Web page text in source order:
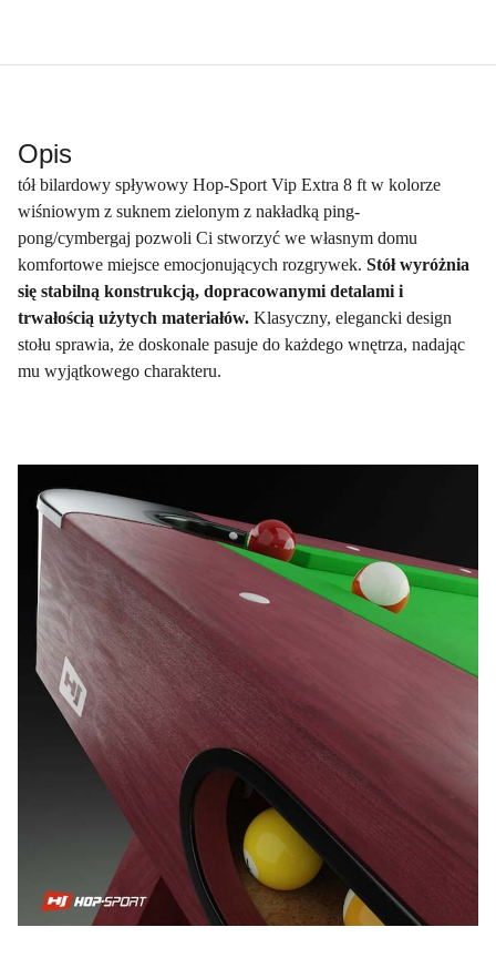
Opis
tół bilardowy spływowy Hop-Sport Vip Extra 8 ft w kolorze
wiśniowym z suknem zielonym z nakładką ping-
pong/cymbergaj pozwoli Ci stworzyć we własnym domu
komfortowe miejsce emocjonujących rozgrywek. Stół wyróżnia
się stabilną konstrukcją, dopracowanymi detalami i
trwałością użytych materiałów. Klasyczny, elegancki design
stołu sprawia, że doskonale pasuje do każdego wnętrza, nadając
mu wyjątkowego charakteru.